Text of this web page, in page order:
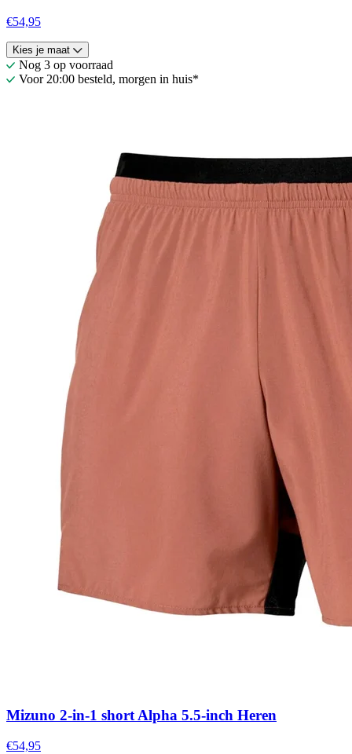
€54,95
Kies je maat
Nog 3 op voorraad
Voor 20:00 besteld, morgen in huis*
Mizuno 2-in-1 short Alpha 5.5-inch Heren
€54,95